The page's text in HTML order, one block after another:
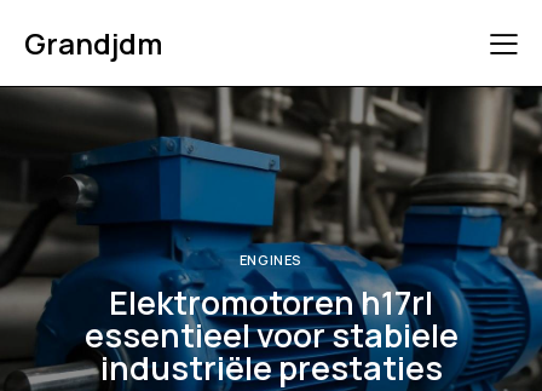
Grandjdm
ENGINES
Elektromotoren h17rl
essentieel voor stabiele
industriële prestaties